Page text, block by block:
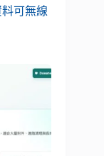
料可無線